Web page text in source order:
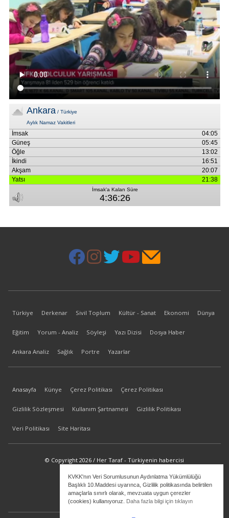
KVKK'nın Veri Sorumlusunun Aydınlatma Yükümlülüğü
Başlıklı 10.Maddesi uyarınca, Gizlilik politikasında belirtilen
amaçlarla sınırlı olarak, mevzuata uygun çerezler
(cookies) kullanıyoruz. Daha fazla bilgi için tıklayın
Türkiye Derkenar Sivil Toplum Kültür - Sanat Ekonomi Dünya
Eğitim Yorum - Analiz Söyleşi Yazı Dizisi Dosya Haber
Ankara Analiz Sağlık Portre Yazarlar
Anasayfa Künye Çerez Politikası Çerez Politikası
Gizlilik Sözleşmesi Kullanım Şartnamesi Gizlilik Politikası
Veri Politikası Site Haritası
© Copyright 2026 / Her Taraf - Türkiyenin habercisi
bilgi@hertaraf.com